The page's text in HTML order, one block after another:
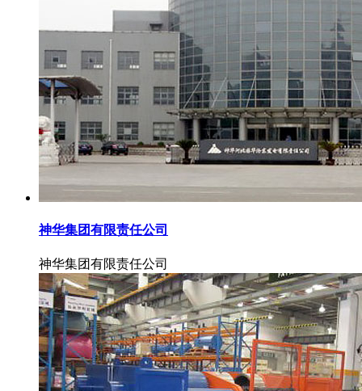
神华集团有限责任公司
神华集团有限责任公司